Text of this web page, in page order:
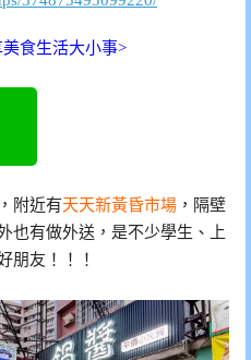
食生活大小事>
附近有天天新黃昏市場 ，隔壁
也有做外送，是不少學生、上
朋友！！！